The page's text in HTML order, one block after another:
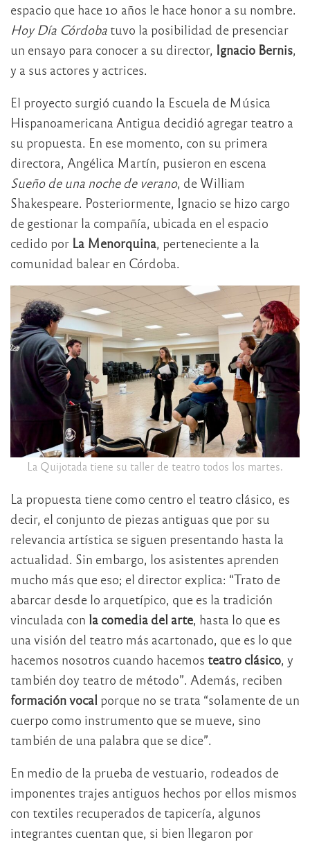
espacio que hace 10 años le hace honor a su nombre.
Hoy Día Córdoba tuvo la posibilidad de presenciar
un ensayo para conocer a su director, Ignacio Bernis,
y a sus actores y actrices.
El proyecto surgió cuando la Escuela de Música
Hispanoamericana Antigua decidió agregar teatro a
su propuesta. En ese momento, con su primera
directora, Angélica Martín, pusieron en escena
Sueño de una noche de verano, de William
Shakespeare. Posteriormente, Ignacio se hizo cargo
de gestionar la compañía, ubicada en el espacio
cedido por La Menorquina, perteneciente a la
comunidad balear en Córdoba.
La Quijotada tiene su taller de teatro todos los martes.
La propuesta tiene como centro el teatro clásico, es
decir, el conjunto de piezas antiguas que por su
relevancia artística se siguen presentando hasta la
actualidad. Sin embargo, los asistentes aprenden
mucho más que eso; el director explica: “Trato de
abarcar desde lo arquetípico, que es la tradición
vinculada con la comedia del arte, hasta lo que es
una visión del teatro más acartonado, que es lo que
hacemos nosotros cuando hacemos teatro clásico, y
también doy teatro de método”. Además, reciben
formación vocal porque no se trata “solamente de un
cuerpo como instrumento que se mueve, sino
también de una palabra que se dice”.
En medio de la prueba de vestuario, rodeados de
imponentes trajes antiguos hechos por ellos mismos
con textiles recuperados de tapicería, algunos
integrantes cuentan que, si bien llegaron por